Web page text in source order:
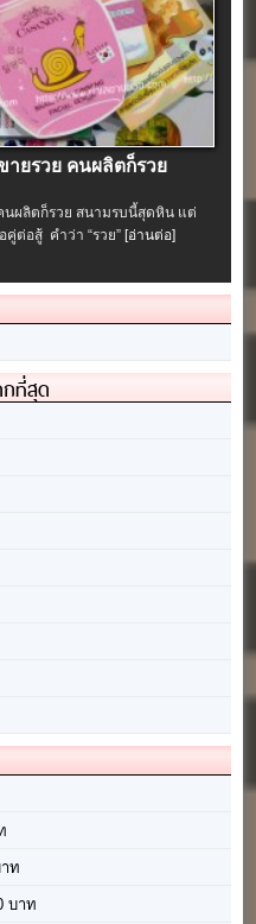
ายรวย คนผลิตก็รวย
นผลิตก็รวย สนามรบนี้สุดหิน แต่
คู่ต่อสู้ คำว่า “รวย”[อ่านต่อ]
กที่สุด
ท
บาท